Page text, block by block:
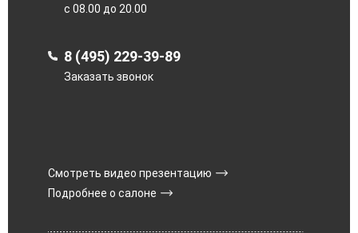
с 08.00 до 20.00
8 (495) 229-39-89
Заказать звонок
Смотреть видео презентацию
Подробнее о салоне